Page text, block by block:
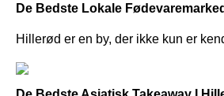
De Bedste Lokale
Hillerød er en by, der ikke kun er